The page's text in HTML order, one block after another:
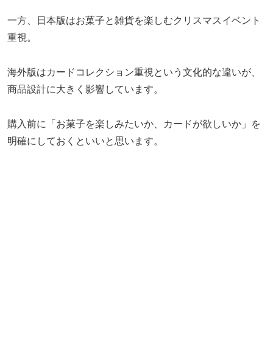
一方、日本版はお菓子と雑貨を楽しむクリスマスイベント
重視。
海外版はカードコレクション重視という文化的な違いが、
商品設計に大きく影響しています。
購入前に「お菓子を楽しみたいか、カードが欲しいか」を
明確にしておくといいと思います。